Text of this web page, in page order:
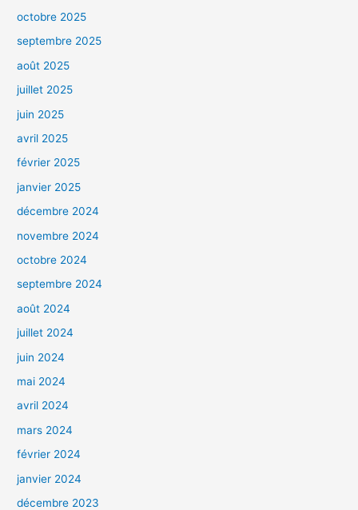
octobre 2025
septembre 2025
août 2025
juillet 2025
juin 2025
avril 2025
février 2025
janvier 2025
décembre 2024
novembre 2024
octobre 2024
septembre 2024
août 2024
juillet 2024
juin 2024
mai 2024
avril 2024
mars 2024
février 2024
janvier 2024
décembre 2023